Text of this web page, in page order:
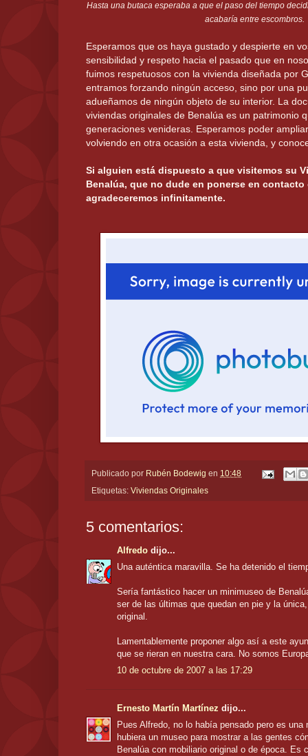
Hasta una butaca esperaba a que el paso del tiempo
acabaría entre escombros.
Esperamos que os haya gustado y despierte en
sensibilidad y respeto hacia el pasado que en
fuimos respetuosos con la vivienda diseñada por
entramos forzando ningún acceso, sino por una
adueñamos de ningún objeto de su interior. La
viviendas originales de Benalúa es un patrimonio
generaciones venideras. Esperamos poder
volviendo en otra ocasión a esta vivienda, y
Si alguien está dispuesto a que visitemos su
Benalúa, que no dude en ponerse en
agradeceremos infinitamente.
Publicado por Rubén Bodewig en 10:48
Etiquetas: Viviendas Originales
5 comentarios:
Alfredo dijo...
Una auténtica maravilla. Se ha detenido el
Sería fantástico hacer un minimuseo de
ser de las últimas que quedan en pie y la
original.
Lamentablemente proponer algo así a este
que se rieran en nuestra cara. No somos
10 de octubre de 2007 a las 17:29
Ernesto Martín Martínez dijo...
Pues Alfredo, no lo había pensado pero es una
hubiera un museo para mostrar a las gentes
Benalúa con mobiliario original o de época. Es